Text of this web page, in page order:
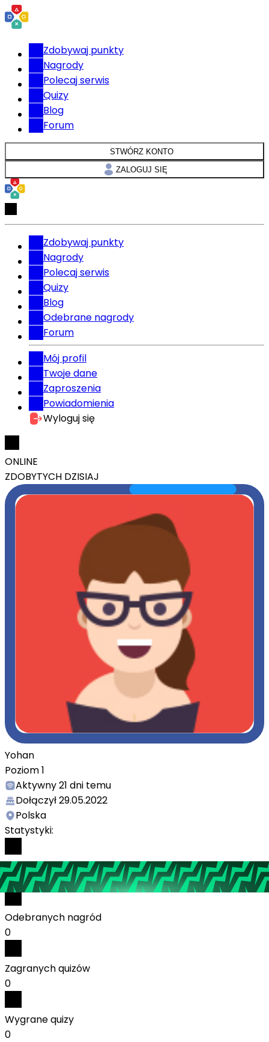
Zdobywaj punkty
Nagrody
Polecaj serwis
Quizy
Blog
Forum
STWÓRZ KONTO
ZALOGUJ SIĘ
Zdobywaj punkty
Nagrody
Polecaj serwis
Quizy
Blog
Odebrane nagrody
Forum
Mój profil
Twoje dane
Zaproszenia
Powiadomienia
Wyloguj się
ONLINE
ZDOBYTYCH DZISIAJ
Yohan
Poziom1
Aktywny21 dni temu
Dołączył29.05.2022
Polska
Statystyki:
Wykonanych zadań
5
Odebranych nagród
0
Zagranych quizów
0
Wygrane quizy
0